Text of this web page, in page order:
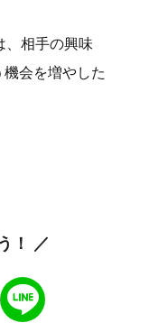
、相手の興味
会を増やした
！ ／